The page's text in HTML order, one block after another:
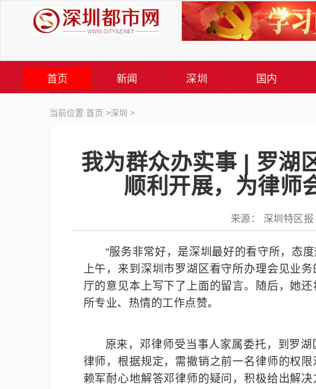
首页 新闻 深圳 国内
当前位置:首页 >深圳 >
我为群众办实事 | 罗湖
顺利开展，为律师
来源： 深圳特区
“服务非常好，是深圳最好的看守所，态
上午，来到深圳市罗湖区看守所办理会见业
厅的意见本上写下了上面的留言。随后，她
所专业、热情的工作点赞。
原来，邓律师受当事人家属委托，到罗
律师，根据规定，需撤销之前一名律师的权
赖军耐心地解答邓律师的疑问，积极给出解